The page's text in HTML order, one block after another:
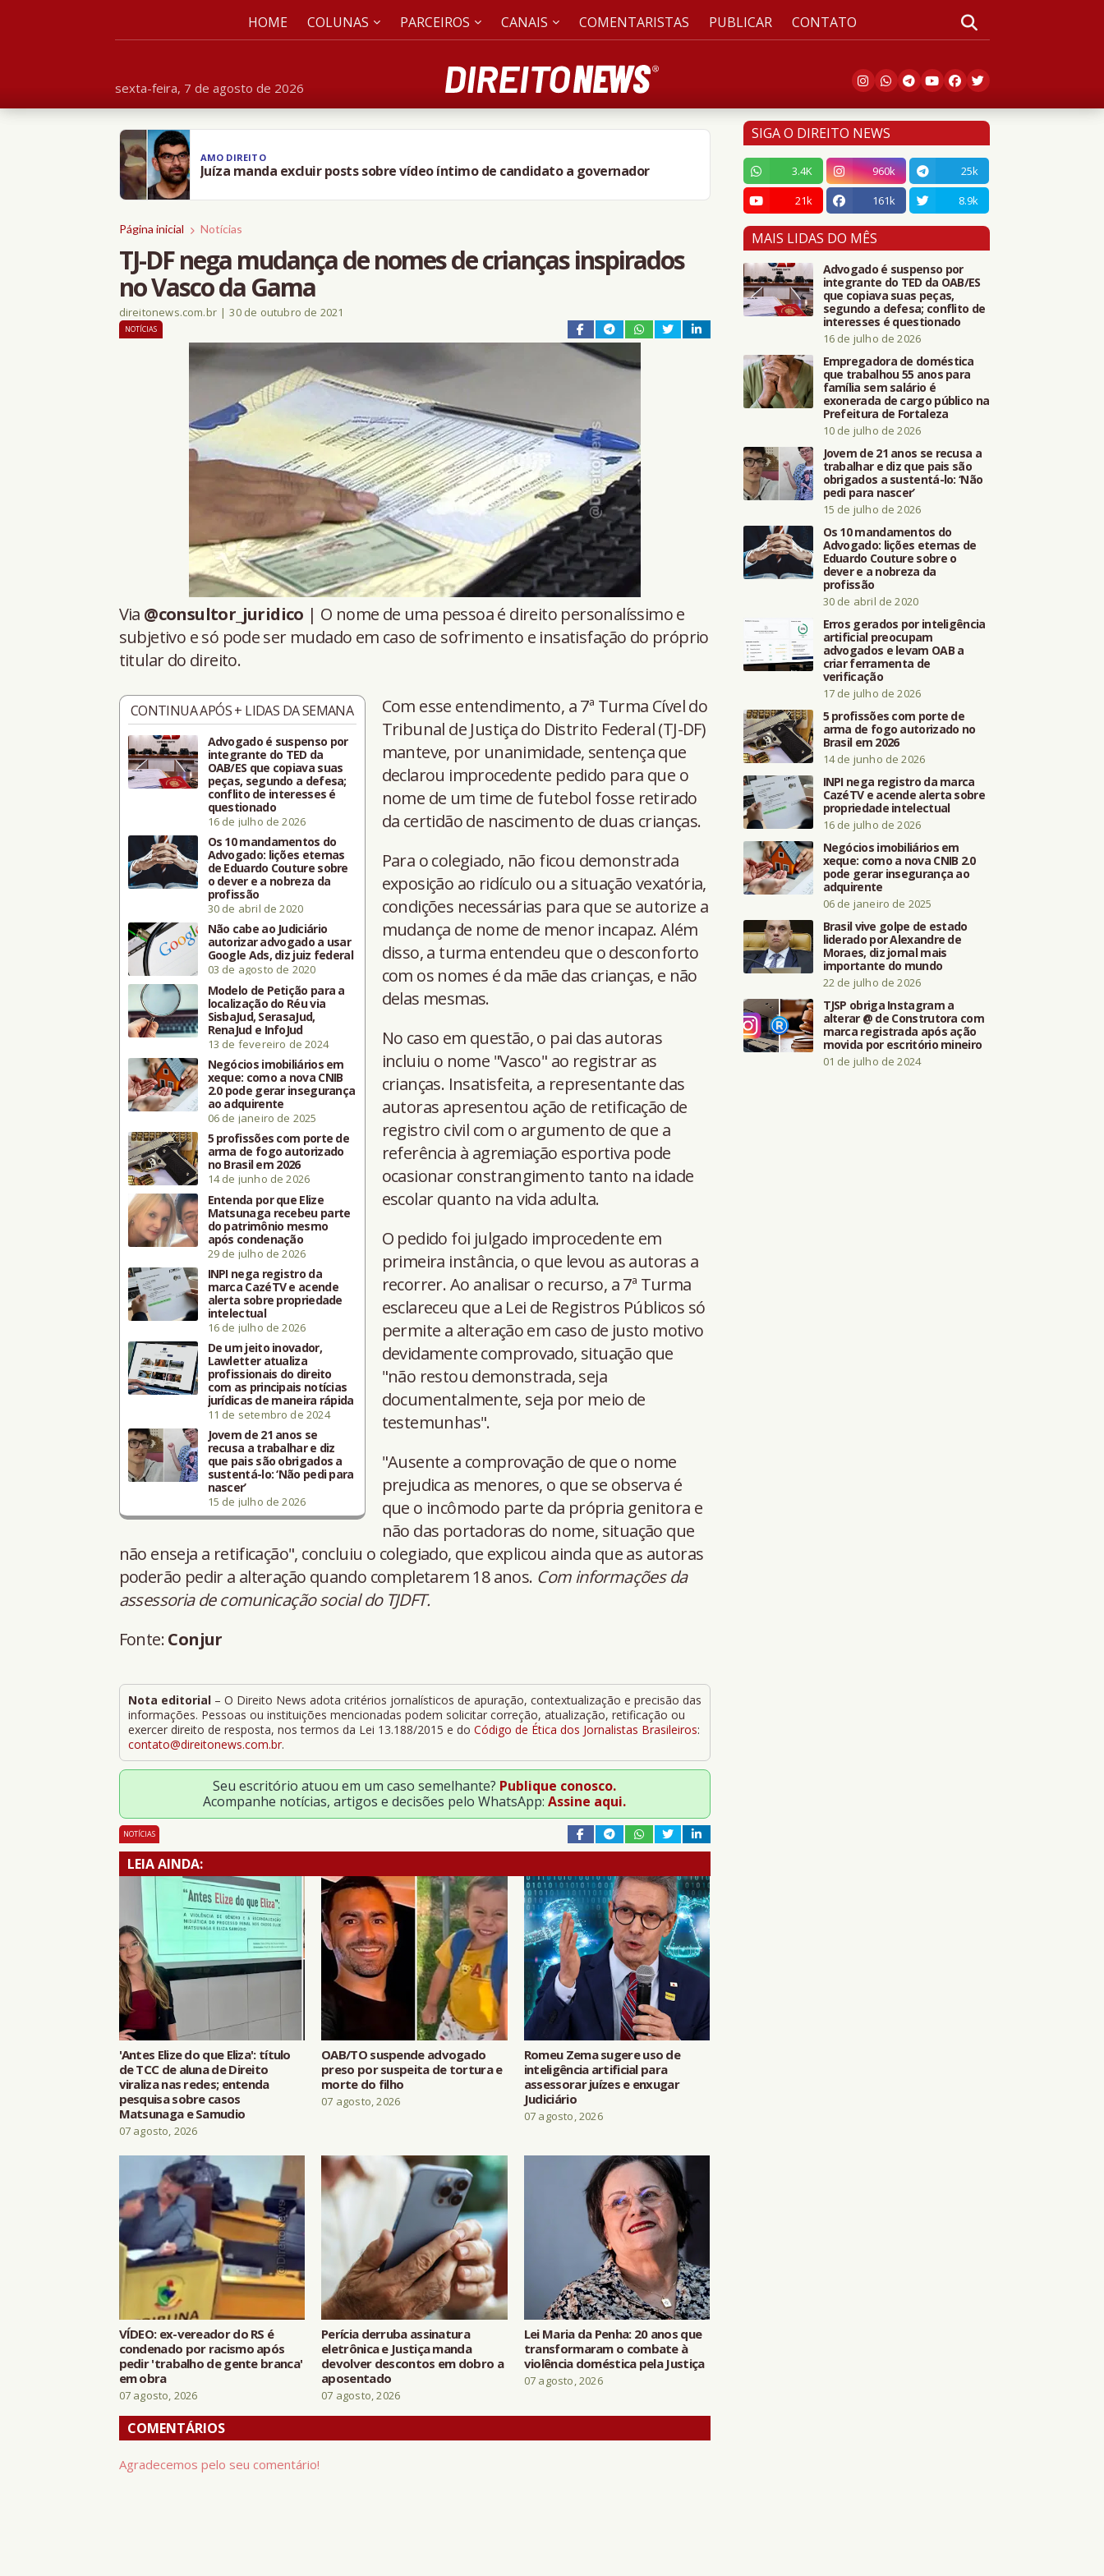
sexta-feira, 7 de agosto de 2026
HOME COLUNAS PARCEIROS CANAIS COMENTARISTAS PUBLICAR CONTATO
AMO DIREITO
Juíza manda excluir posts sobre vídeo íntimo de candidato a governador
Página inicial Notícias
TJ-DF nega mudança de nomes de crianças inspirados
no Vasco da Gama
direitonews.com.br | 30 de outubro de 2021
NOTÍCIAS
Via @consultor_juridico | O nome de uma pessoa é direito personalíssimo e
subjetivo e só pode ser mudado em caso de sofrimento e insatisfação do próprio
titular do direito.
CONTINUA APÓS + LIDAS DA SEMANA
Advogado é suspenso por
integrante do TED da
OAB/ES que copiava suas
peças, segundo a defesa;
conflito de interesses é
questionado
16 de julho de 2026
Os 10 mandamentos do
Advogado: lições eternas
de Eduardo Couture sobre
o dever e a nobreza da
profissão
30 de abril de 2020
Não cabe ao Judiciário
autorizar advogado a usar
Google Ads, diz juiz federal
03 de agosto de 2020
Modelo de Petição para a
localização do Réu via
SisbaJud, SerasaJud,
RenaJud e InfoJud
13 de fevereiro de 2024
Negócios imobiliários em
xeque: como a nova CNIB
2.0 pode gerar insegurança
ao adquirente
06 de janeiro de 2025
5 profissões com porte de
arma de fogo autorizado
no Brasil em 2026
14 de junho de 2026
Entenda por que Elize
Matsunaga recebeu parte
do patrimônio mesmo
após condenação
29 de julho de 2026
INPI nega registro da
marca CazéTV e acende
alerta sobre propriedade
intelectual
16 de julho de 2026
De um jeito inovador,
Lawletter atualiza
profissionais do direito
com as principais notícias
jurídicas de maneira rápida
11 de setembro de 2024
Jovem de 21 anos se
recusa a trabalhar e diz
que pais são obrigados a
sustentá-lo: ‘Não pedi para
nascer’
15 de julho de 2026
Com esse entendimento, a 7ª Turma Cível do
Tribunal de Justiça do Distrito Federal (TJ-DF)
manteve, por unanimidade, sentença que
declarou improcedente pedido para que o
nome de um time de futebol fosse retirado
da certidão de nascimento de duas crianças.
Para o colegiado, não ficou demonstrada
exposição ao ridículo ou a situação vexatória,
condições necessárias para que se autorize a
mudança de nome de menor incapaz. Além
disso, a turma entendeu que o desconforto
com os nomes é da mãe das crianças, e não
delas mesmas.
No caso em questão, o pai das autoras
incluiu o nome "Vasco" ao registrar as
crianças. Insatisfeita, a representante das
autoras apresentou ação de retificação de
registro civil com o argumento de que a
referência à agremiação esportiva pode
ocasionar constrangimento tanto na idade
escolar quanto na vida adulta.
O pedido foi julgado improcedente em
primeira instância, o que levou as autoras a
recorrer. Ao analisar o recurso, a 7ª Turma
esclareceu que a Lei de Registros Públicos só
permite a alteração em caso de justo motivo
devidamente comprovado, situação que
"não restou demonstrada, seja
documentalmente, seja por meio de
testemunhas".
"Ausente a comprovação de que o nome
prejudica as menores, o que se observa é
que o incômodo parte da própria genitora e
não das portadoras do nome, situação que
não enseja a retificação", concluiu o colegiado, que explicou ainda que as autoras
poderão pedir a alteração quando completarem 18 anos. Com informações da
assessoria de comunicação social do TJDFT.
Fonte:Conjur
Nota editorial– O Direito News adota critérios jornalísticos de apuração, contextualização e precisão das
informações. Pessoas ou instituições mencionadas podem solicitar correção, atualização, retificação ou
exercer direito de resposta, nos termos da Lei 13.188/2015 e do Código de Ética dos Jornalistas Brasileiros:
contato@direitonews.com.br.
Seu escritório atuou em um caso semelhante? Publique conosco.
Acompanhe notícias, artigos e decisões pelo WhatsApp: Assine aqui.
NOTÍCIAS
LEIA AINDA:
'Antes Elize do que Eliza': título
de TCC de aluna de Direito
viraliza nas redes; entenda
pesquisa sobre casos
Matsunaga e Samudio
07 agosto, 2026
OAB/TO suspende advogado
preso por suspeita de tortura e
morte do filho
07 agosto, 2026
Romeu Zema sugere uso de
inteligência artificial para
assessorar juízes e enxugar
Judiciário
07 agosto, 2026
VÍDEO: ex-vereador do RS é
condenado por racismo após
pedir 'trabalho de gente branca'
em obra
07 agosto, 2026
Perícia derruba assinatura
eletrônica e Justiça manda
devolver descontos em dobro a
aposentado
07 agosto, 2026
Lei Maria da Penha: 20 anos que
transformaram o combate à
violência doméstica pela Justiça
07 agosto, 2026
COMENTÁRIOS
Agradecemos pelo seu comentário!
SIGA O DIREITO NEWS
3.4K 960k
25k
21k
161k 8.9k
MAIS LIDAS DO MÊS
Advogado é suspenso por
integrante do TED da OAB/ES
que copiava suas peças,
segundo a defesa; conflito de
interesses é questionado
16 de julho de 2026
Empregadora de doméstica
que trabalhou 55 anos para
família sem salário é
exonerada de cargo público na
Prefeitura de Fortaleza
10 de julho de 2026
Jovem de 21 anos se recusa a
trabalhar e diz que pais são
obrigados a sustentá-lo: ‘Não
pedi para nascer’
15 de julho de 2026
Os 10 mandamentos do
Advogado: lições eternas de
Eduardo Couture sobre o
dever e a nobreza da
profissão
30 de abril de 2020
Erros gerados por inteligência
artificial preocupam
advogados e levam OAB a
criar ferramenta de
verificação
17 de julho de 2026
5 profissões com porte de
arma de fogo autorizado no
Brasil em 2026
14 de junho de 2026
INPI nega registro da marca
CazéTV e acende alerta sobre
propriedade intelectual
16 de julho de 2026
Negócios imobiliários em
xeque: como a nova CNIB 2.0
pode gerar insegurança ao
adquirente
06 de janeiro de 2025
Brasil vive golpe de estado
liderado por Alexandre de
Moraes, diz jornal mais
importante do mundo
22 de julho de 2026
TJSP obriga Instagram a
alterar @ de Construtora com
marca registrada após ação
movida por escritório mineiro
01 de julho de 2024